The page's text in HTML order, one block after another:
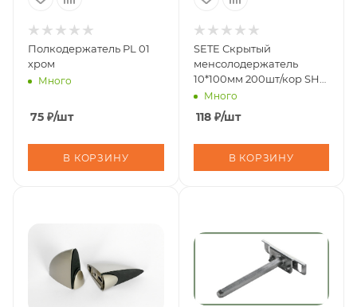
Полкодержатель PL 01
хром
Много
75 ₽/шт
В КОРЗИНУ
SETE Скрытый
менсолодержатель
10*100мм 200шт/кор SH-
10100
Много
118₽/шт
В КОРЗИНУ